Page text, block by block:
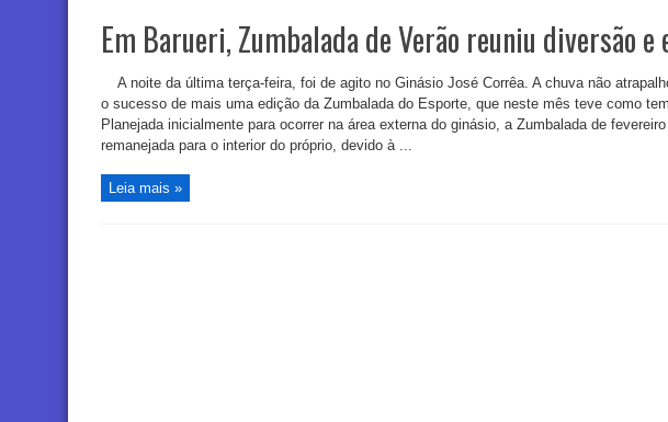
Em Barueri, Zumbalada de Verão reuniu diversão e
A noite da última terça-feira, foi de agito no Ginásio José Corrêa. A chuva não
o sucesso de mais uma edição da Zumbalada do Esporte, que neste mês teve como
Planejada inicialmente para ocorrer na área externa do ginásio, a Zumbalada de
remanejada para o interior do próprio, devido à ...
Leia mais »